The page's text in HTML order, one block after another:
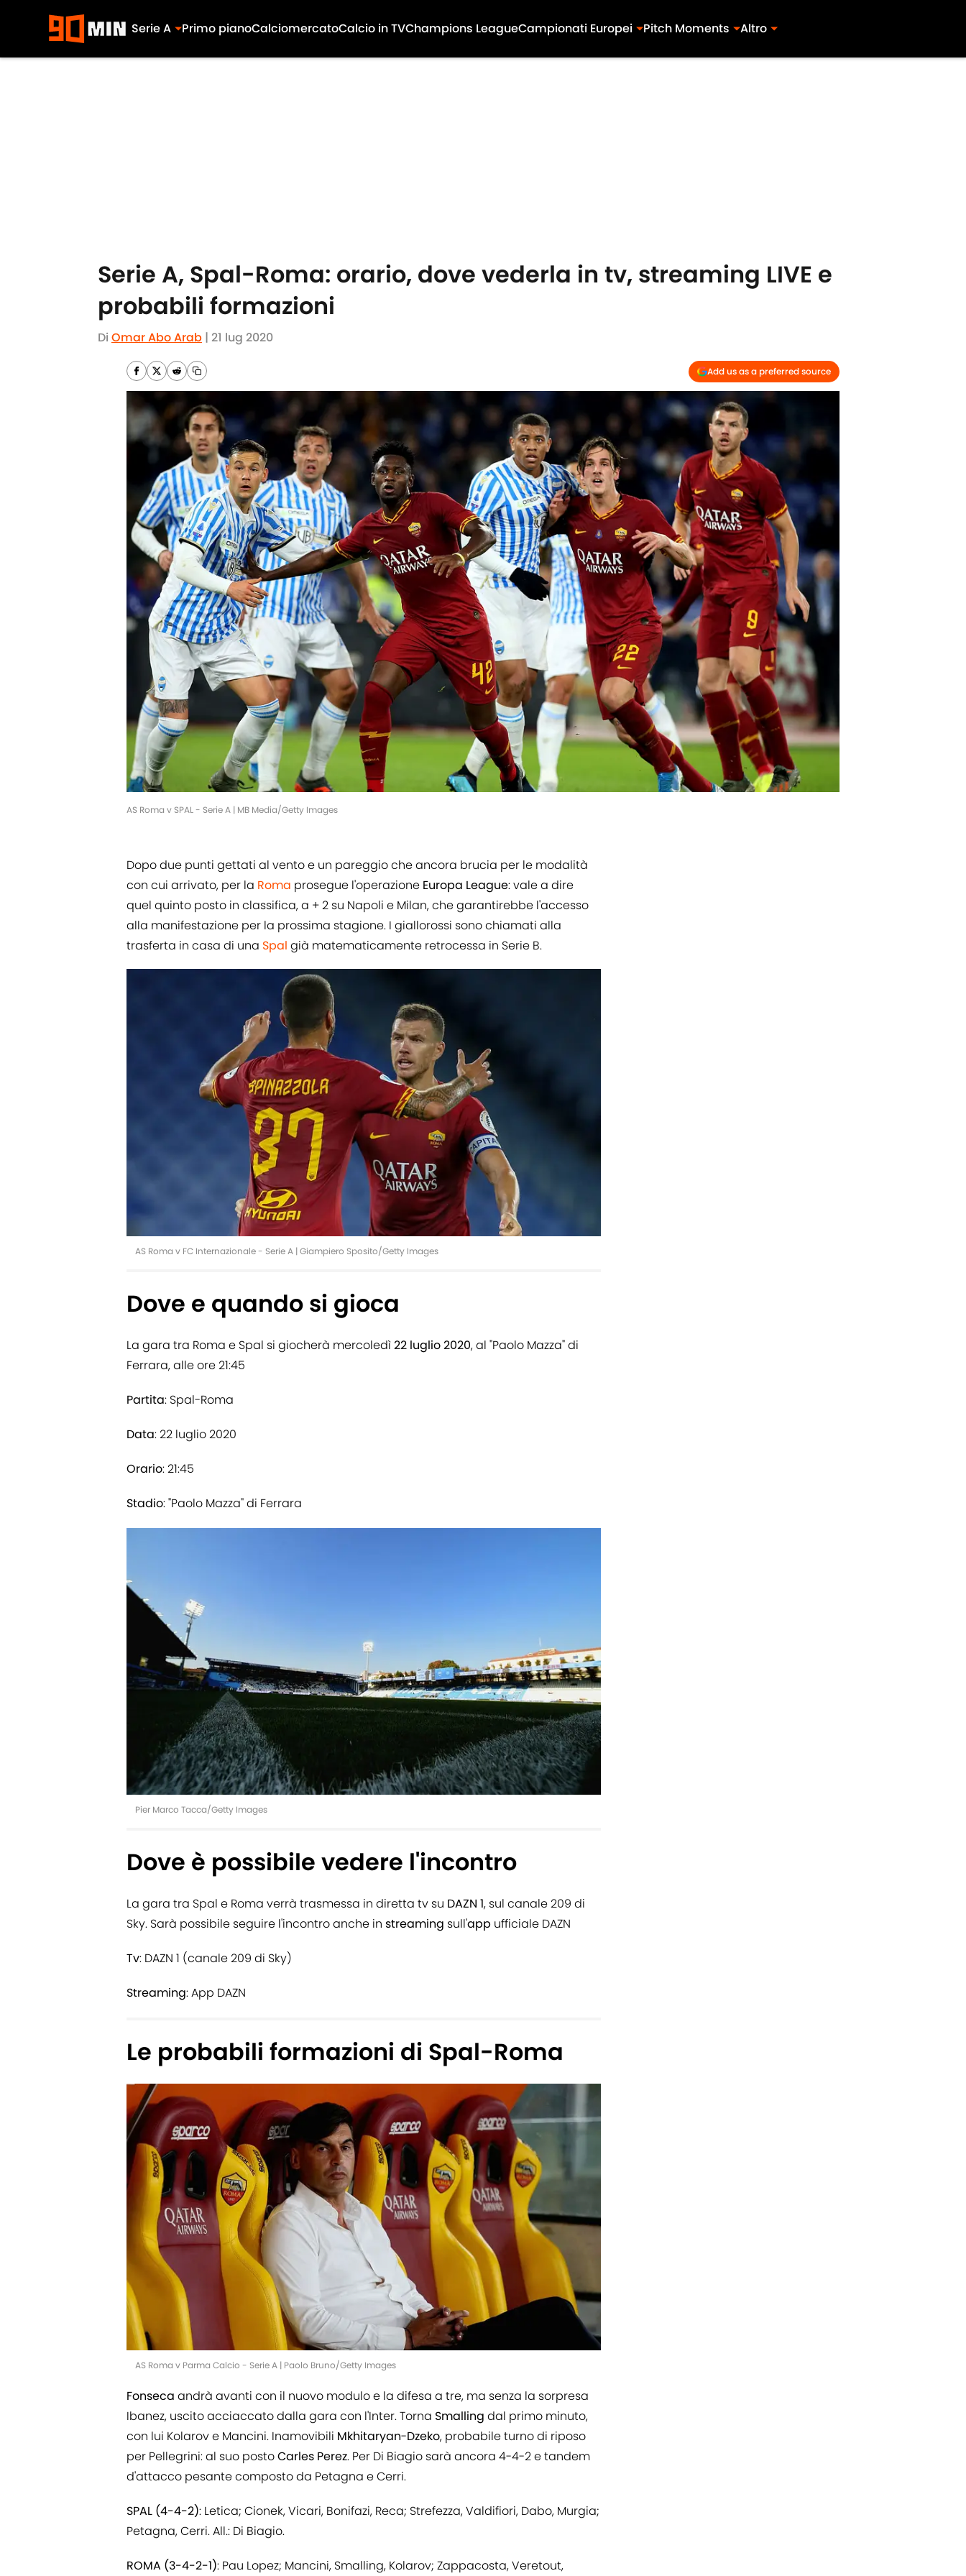
Serie A Primo pianoCalciomercatoCalcio in TVChampions LeagueCampionati Europei Pitch Moments Altro
Serie A, Spal-Roma: orario, dove vederla in tv, streaming LIVE e
probabili formazioni
Di Omar Abo Arab | 21 lug 2020
Add us as a preferred source
AS Roma v SPAL - Serie A | MB Media/Getty Images
Dopo due punti gettati al vento e un pareggio che ancora brucia per le modalità
con cui arrivato, per la Roma prosegue l'operazione Europa League: vale a dire
quel quinto posto in classifica, a + 2 su Napoli e Milan, che garantirebbe l'accesso
alla manifestazione per la prossima stagione. I giallorossi sono chiamati alla
trasferta in casa di una Spal già matematicamente retrocessa in Serie B.
AS Roma v FC Internazionale - Serie A | Giampiero Sposito/Getty Images
Dove e quando si gioca
La gara tra Roma e Spal si giocherà mercoledì22 luglio 2020, al "Paolo Mazza" di
Ferrara, alle ore 21:45
Partita: Spal-Roma
Data: 22 luglio 2020
Orario: 21:45
Stadio: "Paolo Mazza" di Ferrara
Pier Marco Tacca/Getty Images
Dove è possibile vedere l'incontro
La gara tra Spal e Roma verrà trasmessa in diretta tv su DAZN 1, sul canale 209 di
Sky. Sarà possibile seguire l'incontro anche in streaming sull'app ufficiale DAZN
Tv: DAZN 1 (canale 209 di Sky)
Streaming: App DAZN
Le probabili formazioni di Spal-Roma
AS Roma v Parma Calcio - Serie A | Paolo Bruno/Getty Images
Fonseca andrà avanti con il nuovo modulo e la difesa a tre, ma senza la sorpresa
Ibanez, uscito acciaccato dalla gara con l'Inter. Torna Smalling dal primo minuto,
con lui Kolarov e Mancini. Inamovibili Mkhitaryan-Dzeko, probabile turno di riposo
per Pellegrini: al suo postoCarles Perez. Per Di Biagio sarà ancora 4-4-2 e tandem
d'attacco pesante composto da Petagna e Cerri.
SPAL (4-4-2): Letica; Cionek, Vicari, Bonifazi, Reca; Strefezza, Valdifiori, Dabo, Murgia;
Petagna, Cerri. All.: Di Biagio.
ROMA (3-4-2-1): Pau Lopez; Mancini, Smalling, Kolarov; Zappacosta, Veretout,